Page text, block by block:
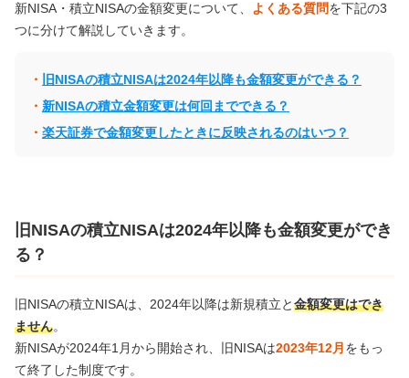
新NISA・積立NISAの金額変更について、 よくある質問を下記の3
つに分けて解説していきます。
旧NISAの積立NISAは2024年以降も金額変更ができる？
新NISAの積立金額変更は何回までできる？
楽天証券で金額変更したときに反映されるのはいつ？
旧NISAの積立NISAは2024年以降も金額変更ができ
る？
旧NISAの積立NISAは、2024年以降は新規積立と金額変更はでき
ません。
新NISAが2024年1月から開始され、旧NISAは2023年12月 をもっ
て終了した制度です。